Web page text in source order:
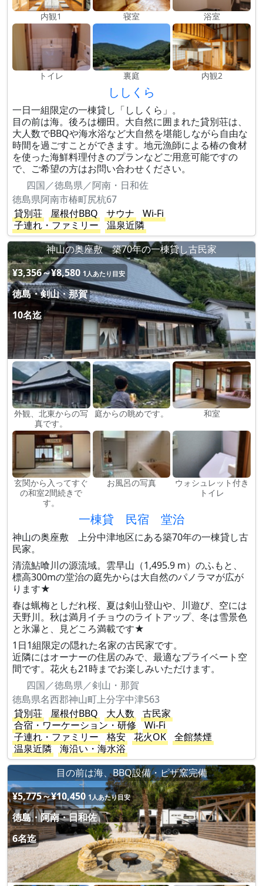
内観1 寝室 浴室
トイレ 裏庭 内観2
ししくら
一日一組限定の一棟貸し「ししくら」。
目の前は海。後ろは棚田。大自然に囲まれた貸別荘は、
大人数でBBQや海水浴など大自然を堪能しながら自由な
時間を過ごすことができます。地元漁師による椿の食材
を使った海鮮料理付きのプランなどご用意可能ですの
で、ご希望の方はお問い合わせください。
四国／徳島県／阿南・日和佐
徳島県阿南市椿町尻杭67
貸別荘
屋根付BBQ サウナ
Wi-Fi
子連れ・ファミリー
温泉近隣
神山の奥座敷 築70年の一棟貸し古民家
¥3,356～¥8,580 1人あたり目安
徳島・剣山・那賀
10名迄
外観、北東からの写
真です。
庭からの眺めです。 和室
玄関から入ってすぐ
の和室2間続きで
す。
お風呂の写真
ウォシュレット付き
トイレ
一棟貸 民宿 堂治
神山の奥座敷 上分中津地区にある築70年の一棟貸し古
民家。
清流鮎喰川の源流域。雲早山（1,495.9 m）のふもと、
標高300mの堂治の庭先からは大自然のパノラマが広が
ります★
春は蝋梅としだれ桜、夏は剣山登山や、川遊び、空には
天野川。秋は満月イチョウのライトアップ、冬は雪景色
と氷瀑と、見どころ満載です★
1日1組限定の隠れた名家の古民家です。
近隣にはオーナーの住居のみで、最適なプライベート空
間です。花火も21時までお楽しみいただけます。
四国／徳島県／剣山・那賀
徳島県名西郡神山町上分字中津563
貸別荘
屋根付BBQ 大人数
古民家
合宿・ワーケーション・研修
Wi-Fi
子連れ・ファミリー
格安 花火OK
全館禁煙
温泉近隣
海沿い・海水浴
目の前は海、BBQ設備・ピザ窯完備
¥5,775～¥10,450 1人あたり目安
徳島・阿南・日和佐
6名迄